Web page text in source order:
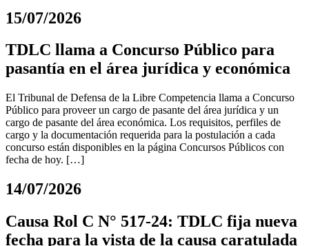
15/07/2026
TDLC llama a Concurso Público para
pasantía en el área jurídica y económica
El Tribunal de Defensa de la Libre Competencia llama a Concurso
Público para proveer un cargo de pasante del área jurídica y un
cargo de pasante del área económica. Los requisitos, perfiles de
cargo y la documentación requerida para la postulación a cada
concurso están disponibles en la página Concursos Públicos con
fecha de hoy. […]
14/07/2026
Causa Rol C N° 517-24: TDLC fija nueva
fecha para la vista de la causa caratulada